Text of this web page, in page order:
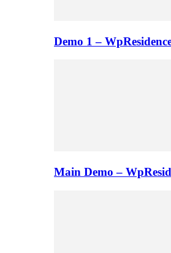
Demo 1 –
Main Demo –